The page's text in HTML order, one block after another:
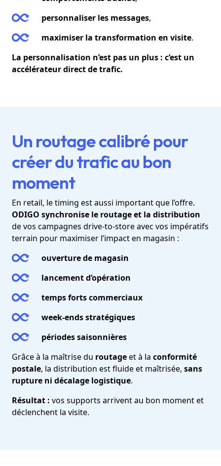
personnaliser les messages,
maximiser la transformation en visite.
La personnalisation n’est pas un plus : c’est un
accélérateur direct de trafic.
Un routage calibré pour
créer du trafic au bon
moment
En retail, le timing est aussi important que l’offre.
ODIGO synchronise le routage et la distribution
de vos campagnes drive-to-store avec vos impératifs
terrain pour maximiser l’impact en magasin :
ouverture de magasin
lancement d’opération
temps forts commerciaux
week-ends stratégiques
périodes saisonnières
Grâce à la maîtrise du routageet à la conformité
postale, la distribution est fluide et maîtrisée, sans
rupture ni décalage logistique.
Résultat : vos supports arrivent au bon moment et
déclenchent la visite.